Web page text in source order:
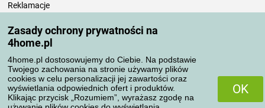
Zasady ochrony prywatności na
4home.pl
4home.pl dostosowujemy do Ciebie. Na podstawie
Twojego zachowania na stronie używamy plików
cookies w celu personalizacji jej zawartości oraz
wyświetlania odpowiednich ofert i produktów.
Klikając przycisk „Rozumiem”, wyrażasz zgodę na
OK
Reklamacje
Zasady przetwarzania recenzji
Sposoby transportu